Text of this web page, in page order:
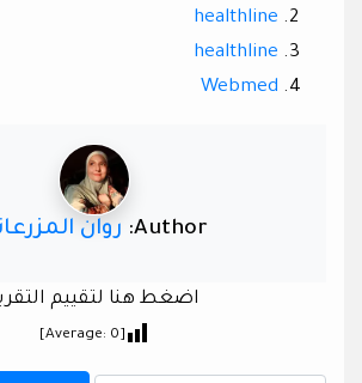
healthline
healthline
Webmed
Author: روان
اضغط هنا لتقييم
[Average:
0
]